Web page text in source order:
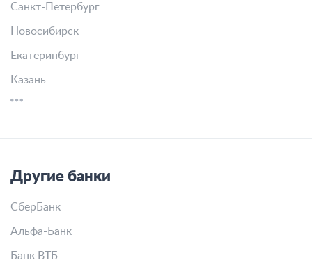
Санкт-Петербург
Новосибирск
Екатеринбург
Казань
Другие банки
СберБанк
Альфа-Банк
Банк ВТБ